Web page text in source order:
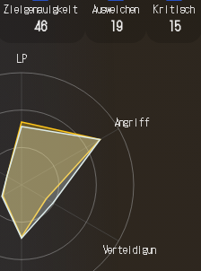
Zielgenauigkeit
46
Ausweichen
19
Kritisch
15
LP
Angriff
Verteidigung